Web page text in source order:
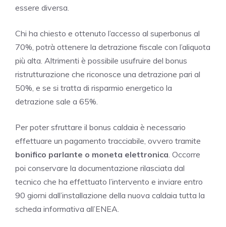
essere diversa.
Chi ha chiesto e ottenuto l’accesso al superbonus al
70%, potrà ottenere la detrazione fiscale con l’aliquota
più alta. Altrimenti è possibile usufruire del bonus
ristrutturazione che riconosce una detrazione pari al
50%, e se si tratta di risparmio energetico la
detrazione sale a 65%.
Per poter sfruttare il bonus caldaia è necessario
effettuare un pagamento tracciabile, ovvero tramite
bonifico parlante o moneta elettronica . Occorre
poi conservare la documentazione rilasciata dal
tecnico che ha effettuato l’intervento e inviare entro
90 giorni dall’installazione della nuova caldaia tutta la
scheda informativa all’ENEA.